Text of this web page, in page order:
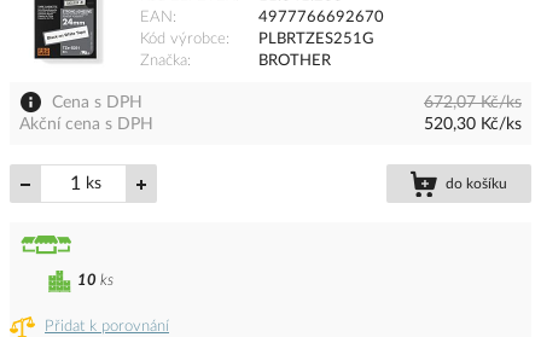
EAN
4977766692670
Kód výrobce
PLBRTZES251G
Značka
BROTHER
Cena s DPH
672,07 Kč/ks
Akční cena s DPH
520,30 Kč/ks
ks do košíku
Přidat k porovnání
10 ks